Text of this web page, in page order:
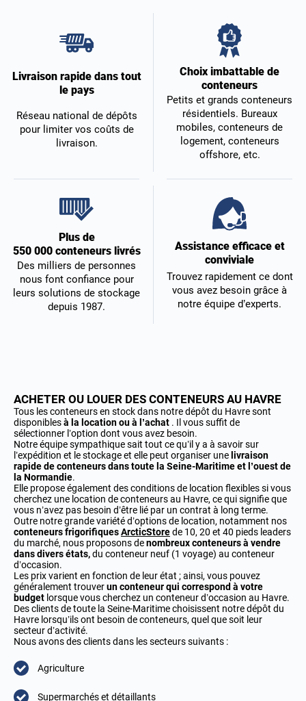
Livraison rapide dans tout
le pays
Réseau national de dépôts
pour limiter vos coûts de
livraison.
Choix imbattable de
conteneurs
Petits et grands conteneurs
résidentiels. Bureaux
mobiles, conteneurs de
logement, conteneurs
offshore, etc.
Plus de
550 000 conteneurs livrés
Des milliers de personnes
nous font confiance pour
leurs solutions de stockage
depuis 1987.
Assistance efficace et
conviviale
Trouvez rapidement ce dont
vous avez besoin grâce à
notre équipe d’experts.
ACHETER OU LOUER DES CONTENEURS AU HAVRE
Tous les conteneurs en stock dans notre dépôt du Havre sont
disponiblesà la location ou à l’achat . Il vous suffit de
sélectionner l’option dont vous avez besoin.
Notre équipe sympathique sait tout ce qu’il y a à savoir sur
l’expédition et le stockage et elle peut organiser une livraison
rapide de conteneurs dans toute la Seine-Maritime et l’ouest de
la Normandie.
Elle propose également des conditions de location flexibles si vous
cherchez une location de conteneurs au Havre, ce qui signifie que
vous n’avez pas besoin d’être lié par un contrat à long terme.
Outre notre grande variété d’options de location, notamment nos
conteneurs frigorifiquesArcticStorede 10, 20 et 40 pieds leaders
du marché, nous proposons denombreux conteneurs à vendre
dans divers états,du conteneur neuf (1 voyage) au conteneur
d’occasion.
Les prix varient en fonction de leur état ; ainsi, vous pouvez
généralement trouverun conteneur qui correspond à votre
budget lorsque vous cherchez un conteneur d’occasion au Havre.
Des clients de toute la Seine-Maritime choisissent notre dépôt du
Havre lorsqu’ils ont besoin de conteneurs, quel que soit leur
secteur d’activité.
Nous avons des clients dans les secteurs suivants :
Agriculture
Supermarchés et détaillants